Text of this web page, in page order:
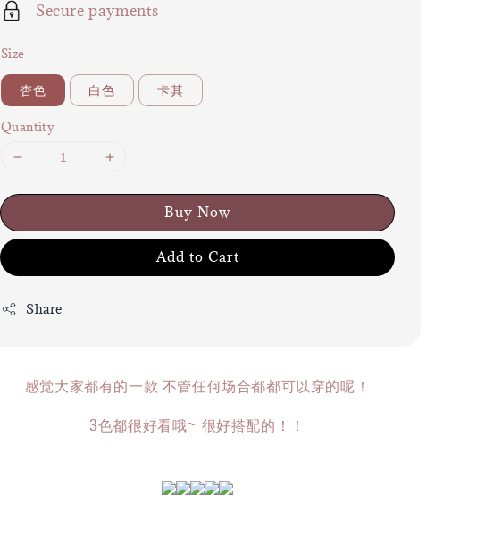
Secure payments
Size
杏色 白色 卡其
Quantity
Buy Now
Add to Cart
Share
感觉大家都有的一款 不管任何场合都都可以穿的呢！
3色都很好看哦~ 很好搭配的！！